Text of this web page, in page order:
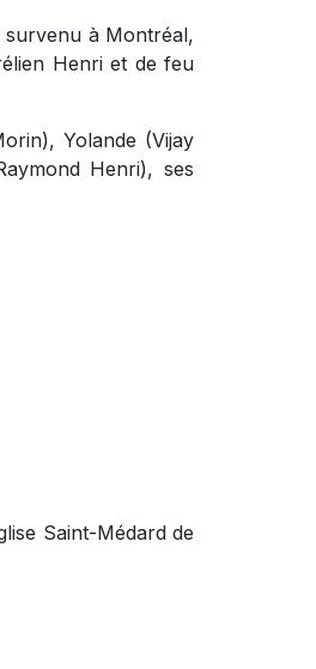
survenu à Montréal,
Henri et de feu
Yolande (Vijay
Henri), ses
Saint-Médard de